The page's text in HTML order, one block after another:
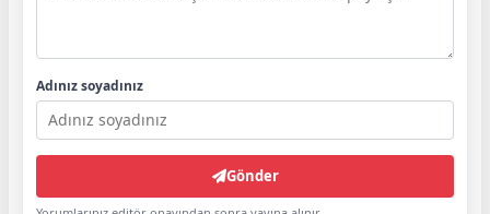
Adınız soyadınız
Gönder